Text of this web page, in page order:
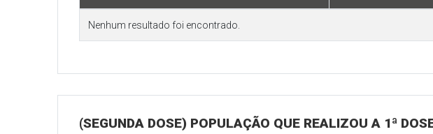
Nenhum resultado foi encontrado.
(SEGUNDA DOSE) POPULAÇÃO QUE REALIZOU A 1ª